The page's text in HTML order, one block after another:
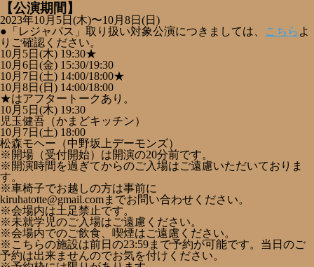
【公演期間】
2023年10月5日(木)〜10月8日(日)
●「レジャパス」取り扱い対象公演につきましては、
こちら よ
りご確認ください。
10月5日(木) 19:30★
10月6日(金) 15:30/19:30
10月7日(土) 14:00/18:00★
10月8日(日) 14:00/18:00
★はアフタートークあり。
10月5日(木) 19:30
児玉健吾（かまどキッチン）
10月7日(土) 18:00
松森モヘー（中野坂上デーモンズ）
※開場（受付開始）は開演の20分前です。
※開演時間を過ぎてからのご入場はご遠慮いただいておりま
す。
※車椅子でお越しの方は事前に
kiruhatotte@gmail.comまでお問い合わせください。
※会場内は土足禁止です。
※未就学児のご入場はご遠慮ください。
※会場内でのご飲食、喫煙はご遠慮ください。
※こちらの施設は前日の23:59まで予約が可能です。当日のご
予約は出来ませんのでお気を付けください。